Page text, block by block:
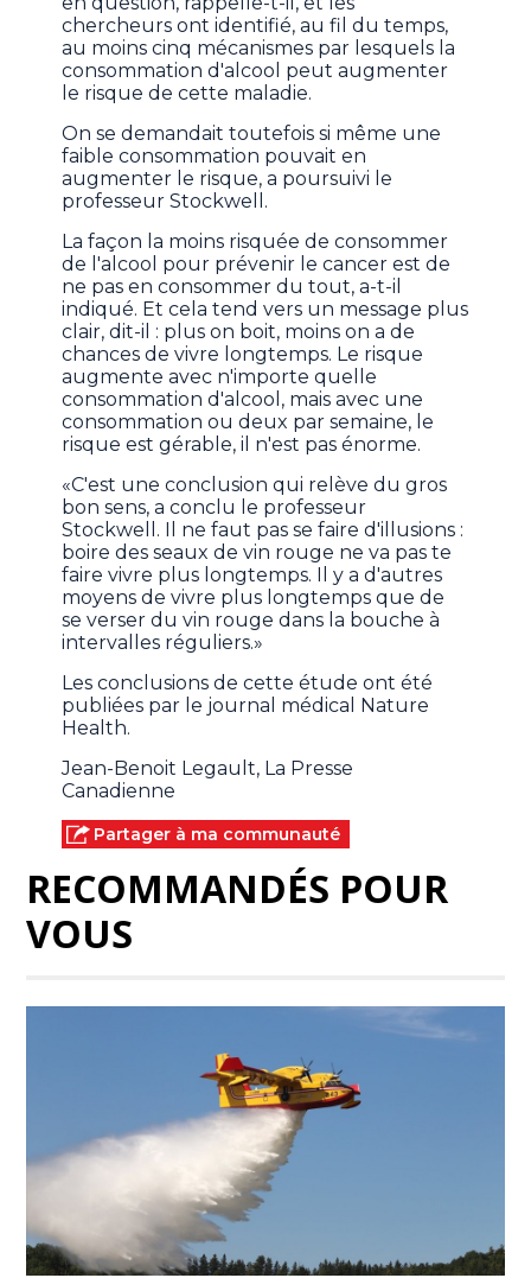
chercheurs ont identifié, au fil du temps,
au moins cinq mécanismes par lesquels la
consommation d'alcool peut augmenter
le risque de cette maladie.
On se demandait toutefois si même une
faible consommation pouvait en
augmenter le risque, a poursuivi le
professeur Stockwell.
La façon la moins risquée de consommer
de l'alcool pour prévenir le cancer est de
ne pas en consommer du tout, a-t-il
indiqué. Et cela tend vers un message plus
clair, dit-il : plus on boit, moins on a de
chances de vivre longtemps. Le risque
augmente avec n'importe quelle
consommation d'alcool, mais avec une
consommation ou deux par semaine, le
risque est gérable, il n'est pas énorme.
«C'est une conclusion qui relève du gros
bon sens, a conclu le professeur
Stockwell. Il ne faut pas se faire d'illusions :
boire des seaux de vin rouge ne va pas te
faire vivre plus longtemps. Il y a d'autres
moyens de vivre plus longtemps que de
se verser du vin rouge dans la bouche à
intervalles réguliers.»
Les conclusions de cette étude ont été
publiées par le journal médical Nature
Health.
Jean-Benoit Legault, La Presse
Canadienne
Partager à ma communauté
RECOMMANDÉS POUR
VOUS